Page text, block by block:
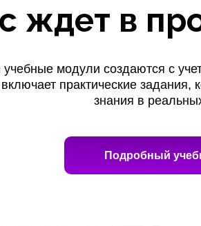
ждет в
Подробный
модули создаются с
практические задания,
знания в